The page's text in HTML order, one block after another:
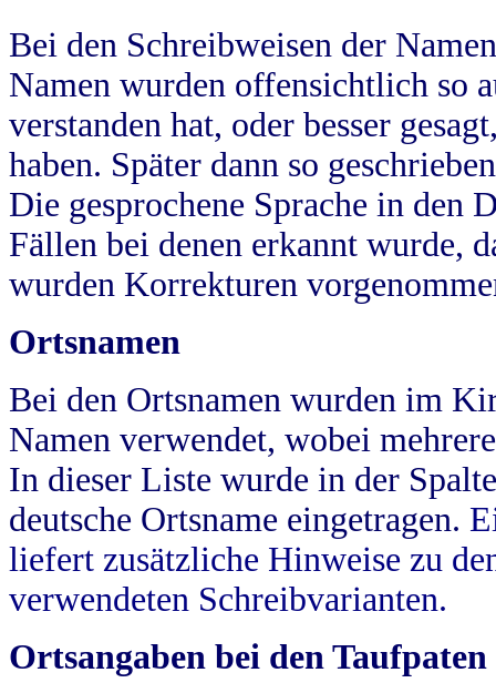
Bei den Schreibweisen der
Namen wurden offensichtlich so
verstanden hat, oder besser
haben. Später dann so
Die gesprochene Sprache in
Fällen bei denen erkannt wurde,
wurden Korrekturen
Ortsnamen
Bei den Ortsnamen wurden im
Namen verwendet, wobei
In dieser Liste wurde in der
deutsche Ortsname eingetragen.
liefert zusätzliche Hinweise zu
verwendeten Schreibvarianten.
Ortsangaben bei den Taufpaten